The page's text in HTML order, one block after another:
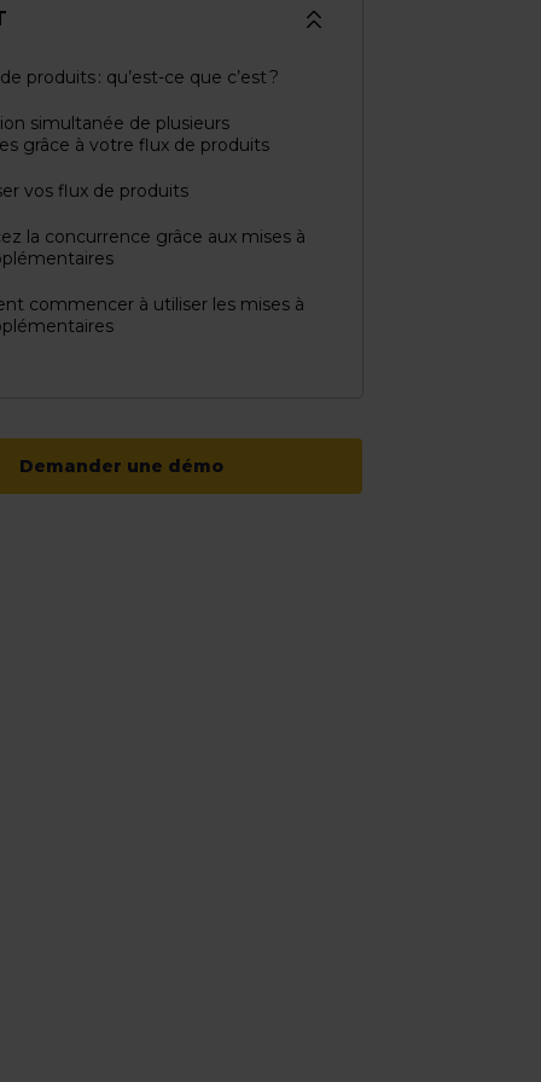
produits : qu’est-ce que c’est ?
simultanée de plusieurs
grâce à votre flux de produits
vos flux de produits
la concurrence grâce aux mises à
commencer à utiliser les mises à
Demander une démo